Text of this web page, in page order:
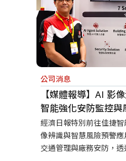
公司消息
【媒體報導】AI 影
智能強化安防監控與
經濟日報特別前往佳捷
像辨識與智慧風險預警
交通管理與廠務安防，